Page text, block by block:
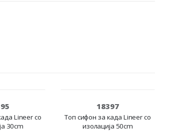
Lineer со
30cm
18397
Топ сифон за када Lineer со
изолација 50cm